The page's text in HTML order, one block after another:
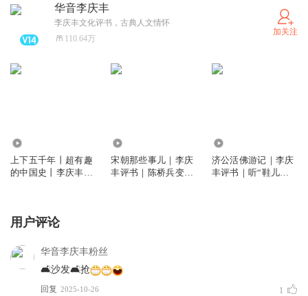
华音李庆丰
李庆丰文化评书，古典人文情怀
110.64万
加关注
上下五千年丨超有趣
的中国史丨李庆丰文
宋朝那些事儿｜李庆
丰评书｜陈桥兵变到
济公活佛游记｜李庆
丰评书｜听“鞋儿破
用户评论
华音李庆丰粉丝
🛋️沙发🛋️抢
回复 2025-10-26 1